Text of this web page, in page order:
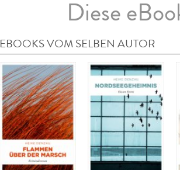
Diese
EBOOKS VOM SELBEN AUTOR